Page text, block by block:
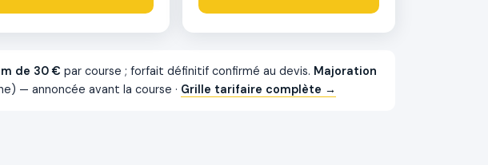
de 30 € par course ; forfait définitif confirmé au devis. Majoration
— annoncée avant la course · Grille tarifaire complète →